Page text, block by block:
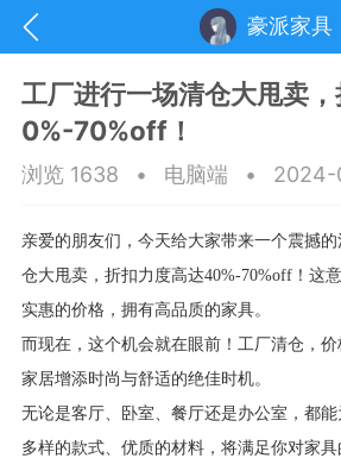
豪派家具
每日任务 签
工厂进行一场清仓大甩卖
0%-70%off！
浏览 1638 • 电脑端 • 2024-
亲爱的朋友们，今天给大家带来一个震撼
仓大甩卖，折扣力度高达40%-70%off！这
实惠的价格，拥有高品质的家具。
而现在，这个机会就在眼前！工厂清仓，
家居增添时尚与舒适的绝佳时机。
无论是客厅、卧室、餐厅还是办公室，都能
多样的款式、优质的材料，将满足你对家具